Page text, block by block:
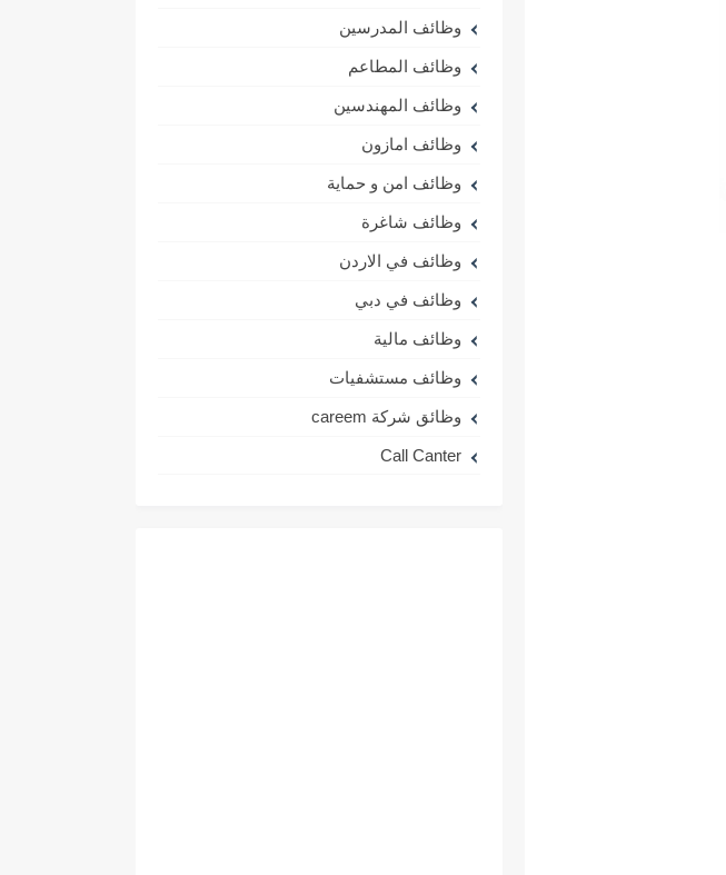
وظائف المدرسين
وظائف المطاعم
وظائف المهندسين
وظائف امازون
وظائف امن و حماية
وظائف شاغرة
وظائف في الاردن
وظائف في دبي
وظائف مالية
وظائف مستشفيات
وظائق شركة careem
Call Canter